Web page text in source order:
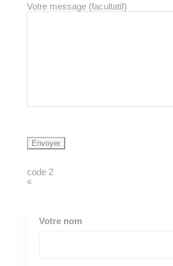
Votre message (facultatif)
code 2
«
Votre nom